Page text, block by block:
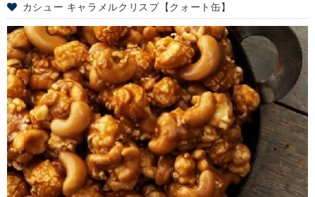
カシュー キャラメルクリスプ【クォート缶】